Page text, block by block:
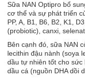
Sữa NAN Optipro bổ
cơ thể và sự phát triển
PP, A, B1, B6, B2, K1,
(probiotic), canxi,
Bên cạnh đó, sữa NAN
lecithin đậu nành (soya
dầu tự nhiên tốt cho
dầu cá (nguồn DHA dồi